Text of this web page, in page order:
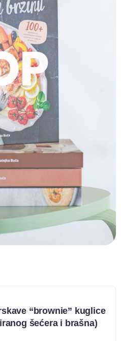
“brownie” kuglice
šećera i brašna)